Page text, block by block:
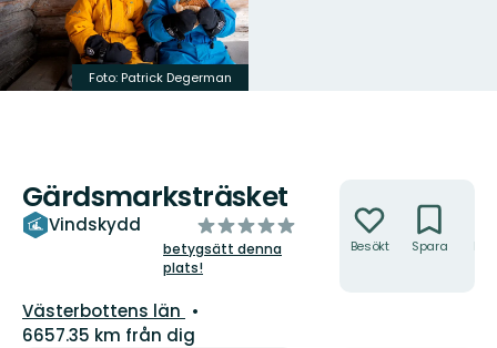
Foto: Patrick Degerman
Gärdsmarksträsket
Vindskydd
av
5
stjärnor
betygsätt denna
plats!
Län:
Västerbottens län
6657.35 km från dig
Besökt Spara